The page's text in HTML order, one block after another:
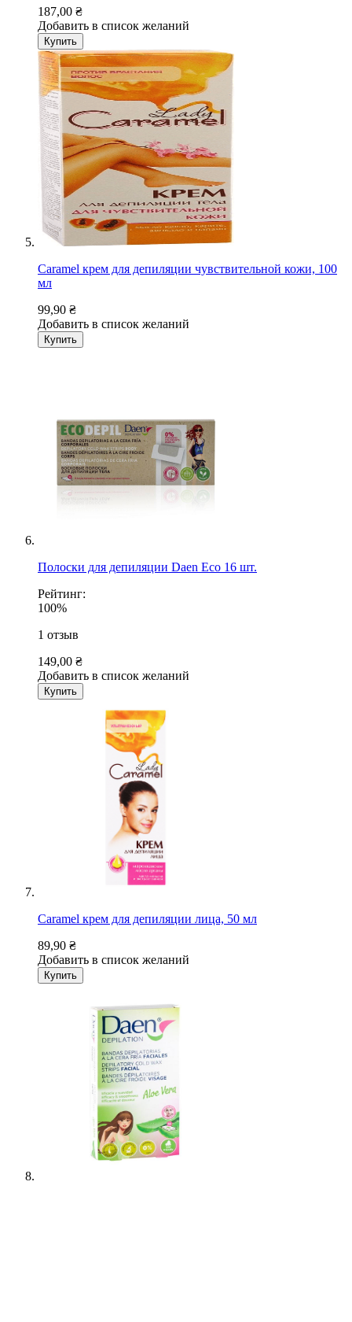
187,00 ₴
Добавить в список желаний
Купить
Caramel крем для депиляции чувствительной кожи, 100
мл
99,90 ₴
Добавить в список желаний
Купить
Полоски для депиляции Daen Eco 16 шт.
Рейтинг:
100%
1 отзыв
149,00 ₴
Добавить в список желаний
Купить
Caramel крем для депиляции лица, 50 мл
89,90 ₴
Добавить в список желаний
Купить